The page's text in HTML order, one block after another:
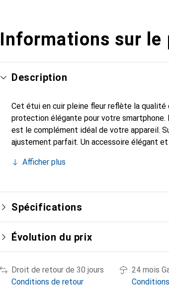
Informations sur le
Description
Cet étui en cuir pleine fleur reflète la
protection élégante pour votre smartphone.
est le complément idéal de votre appareil.
ajustement parfait. Un accessoire élégant
le client exigeant.
Afficher plus
Spécifications
Évolution du prix
Droit de retour de 30 jours
Conditions de retour
24 mois